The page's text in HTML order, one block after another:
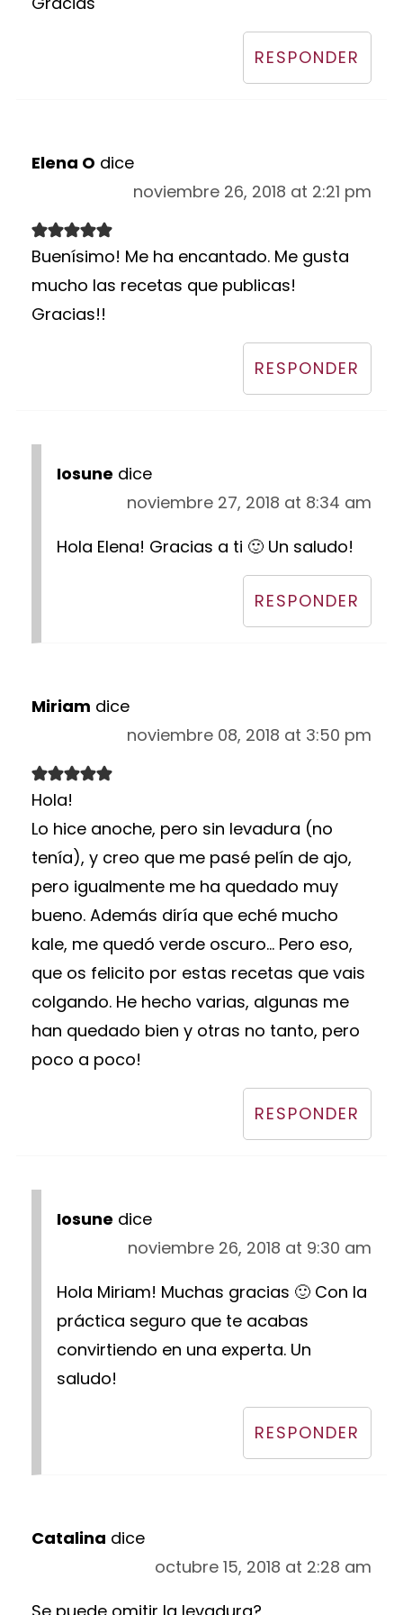
RESPONDER
Elena O dice
noviembre 26, 2018 at 2:21 pm
Buenísimo! Me ha encantado. Me gusta
mucho las recetas que publicas!
Gracias!!
RESPONDER
Iosune dice
noviembre 27, 2018 at 8:34 am
Hola Elena! Gracias a ti 🙂 Un saludo!
RESPONDER
Miriam dice
noviembre 08, 2018 at 3:50 pm
Hola!
Lo hice anoche, pero sin levadura (no
tenía), y creo que me pasé pelín de ajo,
pero igualmente me ha quedado muy
bueno. Además diría que eché mucho
kale, me quedó verde oscuro... Pero eso,
que os felicito por estas recetas que vais
colgando. He hecho varias, algunas me
han quedado bien y otras no tanto, pero
poco a poco!
RESPONDER
Iosune dice
noviembre 26, 2018 at 9:30 am
Hola Miriam! Muchas gracias 🙂 Con la
práctica seguro que te acabas
convirtiendo en una experta. Un
saludo!
RESPONDER
Catalina dice
octubre 15, 2018 at 2:28 am